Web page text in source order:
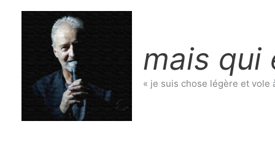
mais qui
« je suis chose légère et vole